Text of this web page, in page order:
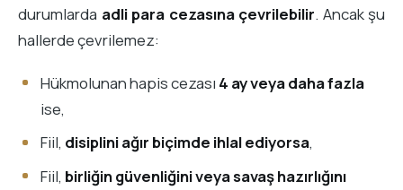
durumlarda adli para cezasına çevrilebilir. Ancak şu
hallerde çevrilemez:
Hükmolunan hapis cezası 4 ay veya daha fazla
ise,
Fiil, disiplini ağır biçimde ihlal ediyorsa,
Fiil, birliğin güvenliğini veya savaş hazırlığını